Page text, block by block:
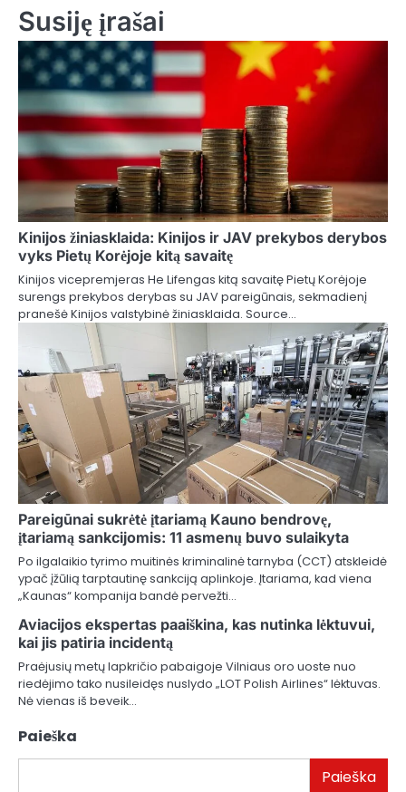
Susiję įrašai
Kinijos žiniasklaida: Kinijos ir JAV prekybos derybos
vyks Pietų Korėjoje kitą savaitę
Kinijos vicepremjeras He Lifengas kitą savaitę Pietų Korėjoje
surengs prekybos derybas su JAV pareigūnais, sekmadienį
pranešė Kinijos valstybinė žiniasklaida. Source…
Pareigūnai sukrėtė įtariamą Kauno bendrovę,
įtariamą sankcijomis: 11 asmenų buvo sulaikyta
Po ilgalaikio tyrimo muitinės kriminalinė tarnyba (CCT) atskleidė
ypač įžūlią tarptautinę sankciją aplinkoje. Įtariama, kad viena
„Kaunas“ kompanija bandė pervežti…
Aviacijos ekspertas paaiškina, kas nutinka lėktuvui,
kai jis patiria incidentą
Praėjusių metų lapkričio pabaigoje Vilniaus oro uoste nuo
riedėjimo tako nusileidęs nuslydo „LOT Polish Airlines“ lėktuvas.
Nė vienas iš beveik…
Paieška
Paieška